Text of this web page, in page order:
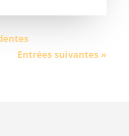
Entrées suivantes »